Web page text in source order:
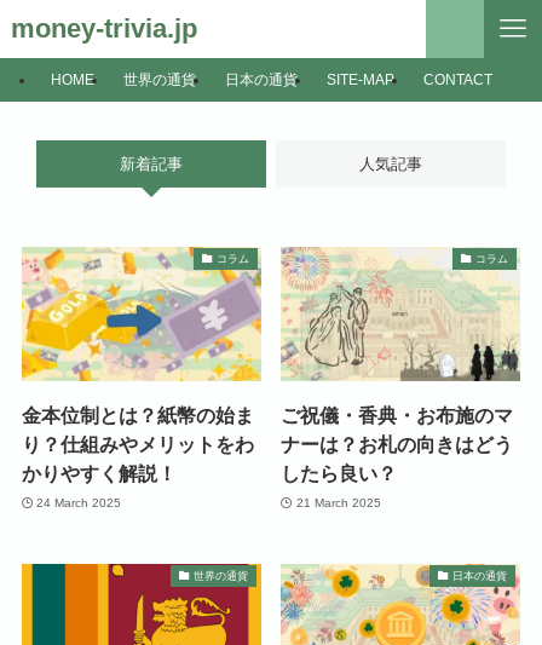
money-trivia.jp
HOME 世界の通貨 日本の通貨 SITE-MAP CONTACT
新着記事 人気記事
コラム
金本位制とは？紙幣の始ま
り？仕組みやメリットをわ
かりやすく解説！
24 March 2025
コラム
ご祝儀・香典・お布施のマ
ナーは？お札の向きはどう
したら良い？
21 March 2025
世界の通貨 日本の通貨